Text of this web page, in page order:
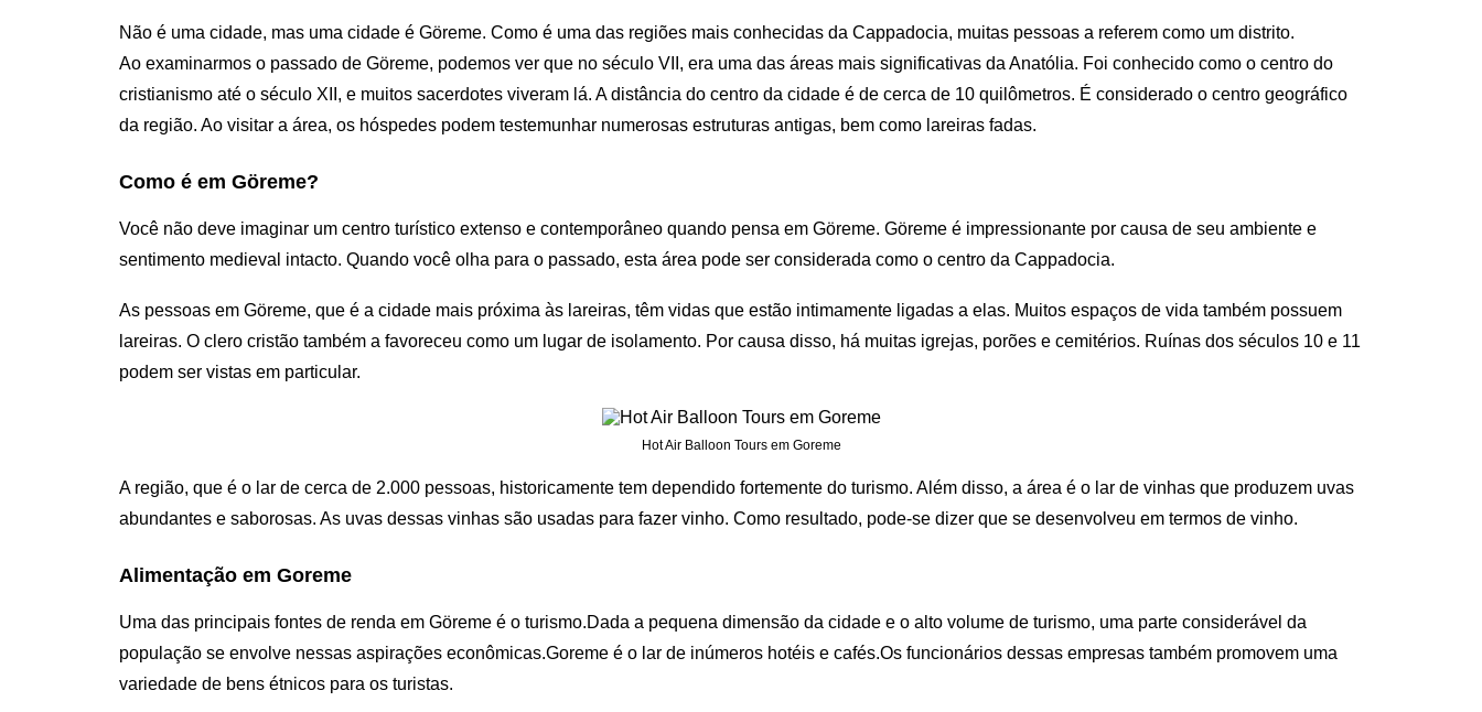
Não é uma cidade, mas uma cidade é Göreme. Como é uma das regiões mais conhecidas da Cappadocia, muitas pessoas a referem como um distrito.
Ao examinarmos o passado de Göreme, podemos ver que no século VII, era uma das áreas mais significativas da Anatólia. Foi conhecido como o centro do
cristianismo até o século XII, e muitos sacerdotes viveram lá. A distância do centro da cidade é de cerca de 10 quilômetros. É considerado o centro geográfico
da região. Ao visitar a área, os hóspedes podem testemunhar numerosas estruturas antigas, bem como lareiras fadas.
Como é em Göreme?
Você não deve imaginar um centro turístico extenso e contemporâneo quando pensa em Göreme. Göreme é impressionante por causa de seu ambiente e
sentimento medieval intacto. Quando você olha para o passado, esta área pode ser considerada como o centro da Cappadocia.
As pessoas em Göreme, que é a cidade mais próxima às lareiras, têm vidas que estão intimamente ligadas a elas. Muitos espaços de vida também possuem
lareiras. O clero cristão também a favoreceu como um lugar de isolamento. Por causa disso, há muitas igrejas, porões e cemitérios. Ruínas dos séculos 10 e 11
podem ser vistas em particular.
Hot Air Balloon Tours em Goreme
A região, que é o lar de cerca de 2.000 pessoas, historicamente tem dependido fortemente do turismo. Além disso, a área é o lar de vinhas que produzem uvas
abundantes e saborosas. As uvas dessas vinhas são usadas para fazer vinho. Como resultado, pode-se dizer que se desenvolveu em termos de vinho.
Alimentação em Goreme
Uma das principais fontes de renda em Göreme é o turismo.Dada a pequena dimensão da cidade e o alto volume de turismo, uma parte considerável da
população se envolve nessas aspirações econômicas.Goreme é o lar de inúmeros hotéis e cafés.Os funcionários dessas empresas também promovem uma
variedade de bens étnicos para os turistas.